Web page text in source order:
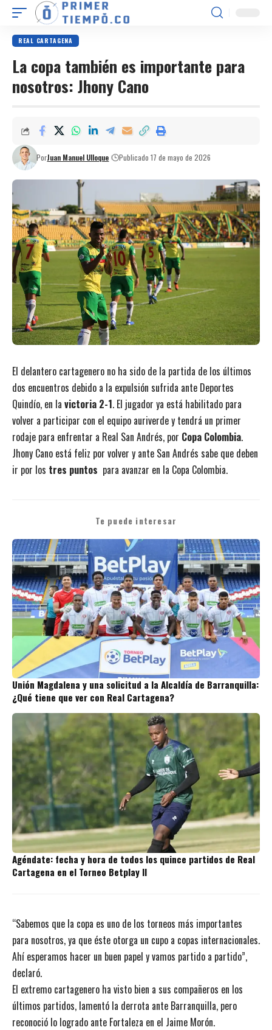
REAL CARTAGENA
La copa también es importante para
nosotros: Jhony Cano
PorJuan Manuel Ulloque Publicado 17 de mayo de 2026
El delantero cartagenero no ha sido de la partida de los últimos
dos encuentros debido a la expulsión sufrida ante Deportes
Quindío, en la victoria 2-1. El jugador ya está habilitado para
volver a participar con el equipo auriverde y tendrá un primer
rodaje para enfrentar a Real San Andrés, por Copa Colombia.
Jhony Cano está feliz por volver y ante San Andrés sabe que deben
ir por los tres puntos para avanzar en la Copa Colombia.
Te puede interesar
Unión Magdalena y una solicitud a la Alcaldía de Barranquilla:
¿Qué tiene que ver con Real Cartagena?
Agéndate: fecha y hora de todos los quince partidos de Real
Cartagena en el Torneo Betplay II
“Sabemos que la copa es uno de los torneos más importantes
para nosotros, ya que éste otorga un cupo a copas internacionales.
Ahí esperamos hacer un buen papel y vamos partido a partido”,
declaró.
El extremo cartagenero ha visto bien a sus compañeros en los
últimos partidos, lamentó la derrota ante Barranquilla, pero
reconoció lo logrado ante Fortaleza en el Jaime Morón.